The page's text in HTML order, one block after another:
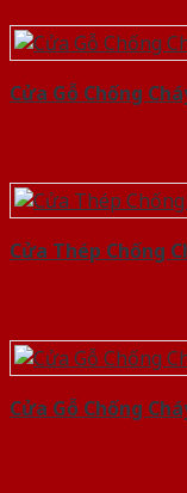
Cửa Gỗ Chống
Cửa Thép Chống
Cửa Gỗ Chống